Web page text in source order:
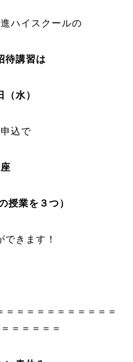
ハイスクールの
待講習は
（水）
込で
授業を３つ）
できます！
＝＝＝＝＝＝＝＝＝＝＝
＝＝＝＝＝